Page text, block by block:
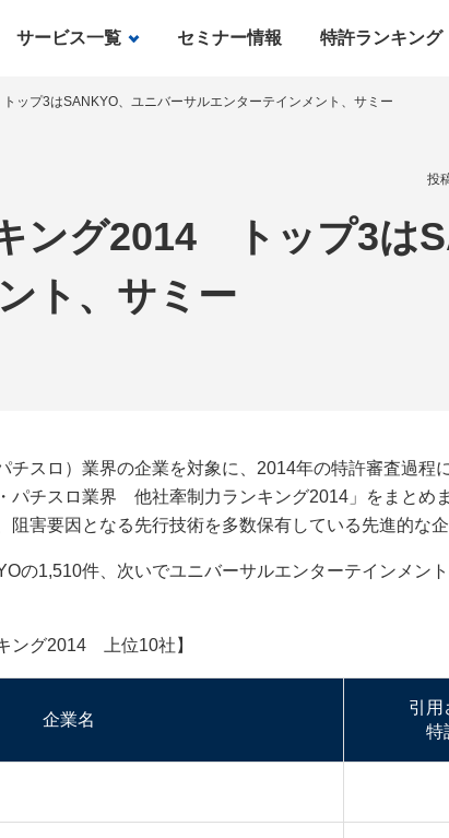
サービス一覧 セミナー情報 特許ランキング
ップ3はSANKYO、ユニバーサルエンターテインメント、サミー
投
ング2014 トップ3は
ト、サミー
スロ）業界の企業を対象に、2014年の特許審査過程
パチスロ業界 他社牽制力ランキング2014」をまとめ
害要因となる先行技術を多数保有している先進的な
1,510件、次いでユニバーサルエンターテインメン
2014 上位10社】
企業名
引用
特